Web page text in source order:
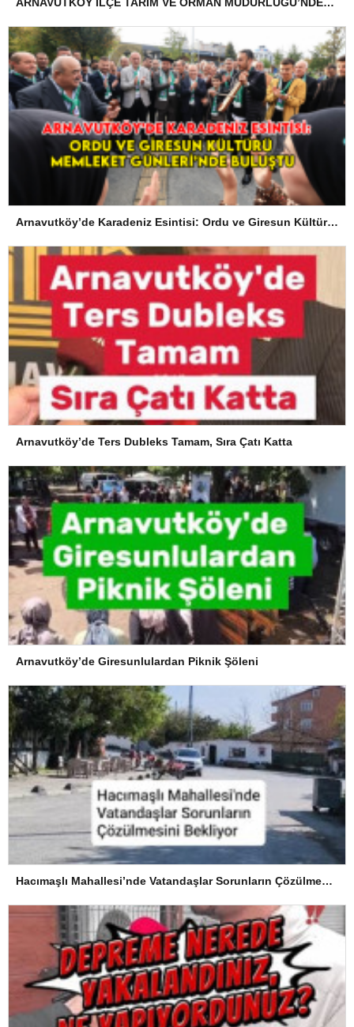
Arnavutköy’de Karadeniz Esintisi: Ordu ve Giresun Kültürü Memleket Günleri’nde Buluştu
Arnavutköy’de Ters Dubleks Tamam, Sıra Çatı Katta
Arnavutköy’de Giresunlulardan Piknik Şöleni
Hacımaşlı Mahallesi’nde Vatandaşlar Sorunların Çözülmesini Bekliyor